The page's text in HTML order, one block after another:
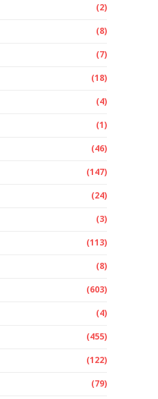
(2)
(8)
(7)
(18)
(4)
(1)
(46)
(147)
(24)
(3)
(113)
(8)
(603)
(4)
(455)
(122)
(79)